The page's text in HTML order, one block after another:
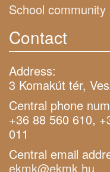
School
Contact
Address:
3 Komakút tér,
Central phone
+36 88 560 610,
011
Central email
ekmk@ekmk.hu